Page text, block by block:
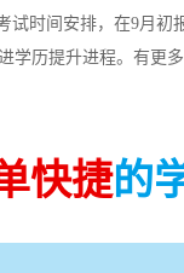
试时间安排，在9月
学历提升进程。有更
快捷的